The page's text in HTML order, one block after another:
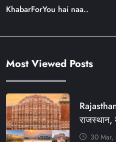
KhabarForYou hai naa..
Most Viewed Posts
राजस्थान,
बधाई, आज
30